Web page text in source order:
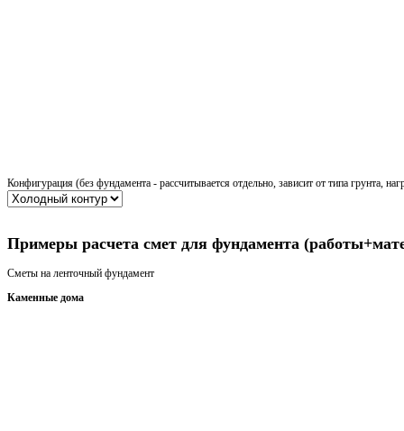
Конфигурация (без фундамента - рассчитывается отдельно, зависит от типа грунта,
Примеры расчета смет для фундамента
Сметы на ленточный фундамент
Каменные дома